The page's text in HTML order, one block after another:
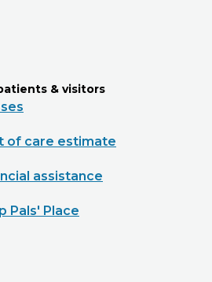
& visitors
of care estimate
assistance
Pals' Place